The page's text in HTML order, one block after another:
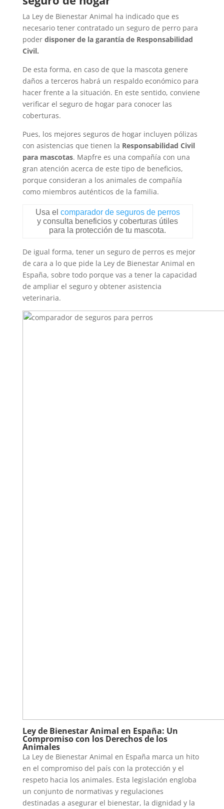
La Ley de Bienestar Animal ha indicado que es
necesario tener contratado un seguro de perro para
poder disponer de la garantía de Responsabilidad
Civil.
De esta forma, en caso de que la mascota genere
daños a terceros habrá un respaldo económico para
hacer frente a la situación. En este sentido, conviene
verificar el seguro de hogar para conocer las
coberturas.
Pues, los mejores seguros de hogar incluyen pólizas
con asistencias que tienen la Responsabilidad Civil
para mascotas. Mapfre es una compañía con una
gran atención acerca de este tipo de beneficios,
porque consideran a los animales de compañía
como miembros auténticos de la familia.
Usa el comparador de seguros de perros
y consulta beneficios y coberturas útiles
para la protección de tu mascota.
De igual forma, tener un seguro de perros es mejor
de cara a lo que pide la Ley de Bienestar Animal en
España, sobre todo porque vas a tener la capacidad
de ampliar el seguro y obtener asistencia
veterinaria.
Ley de Bienestar Animal en España: Un
Compromiso con los Derechos de los
Animales
La Ley de Bienestar Animal en España marca un hito
en el compromiso del país con la protección y el
respeto hacia los animales. Esta legislación engloba
un conjunto de normativas y regulaciones
destinadas a asegurar el bienestar, la dignidad y la